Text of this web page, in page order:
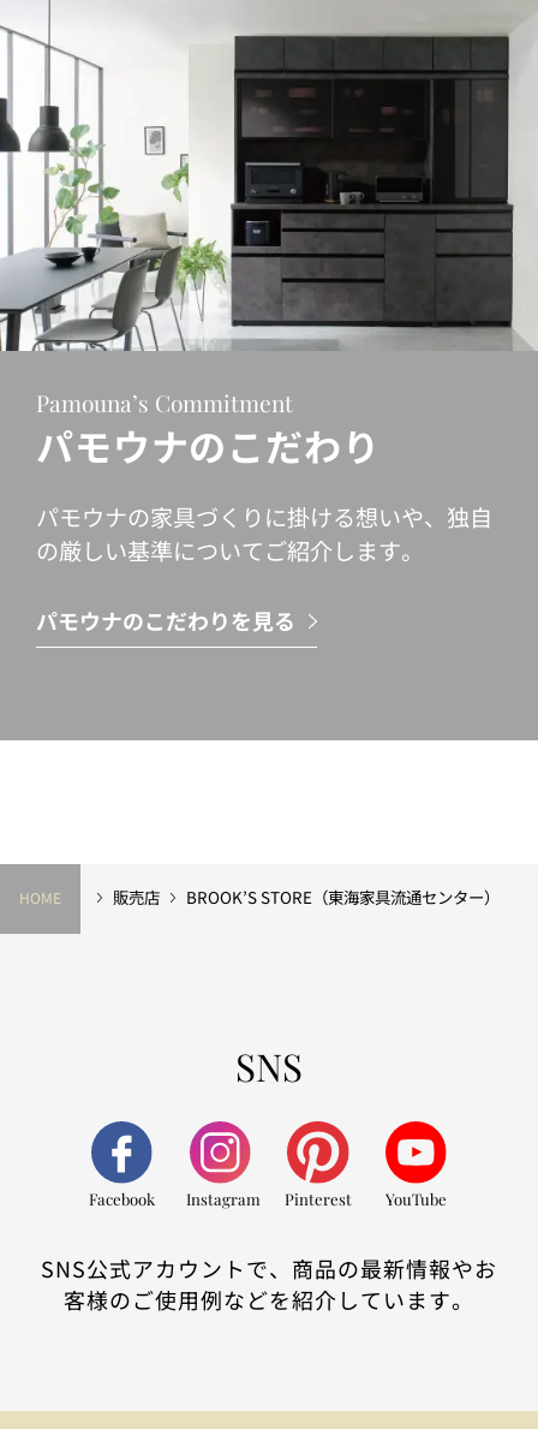
Pamouna’s Commitment
パモウナのこだわり
パモウナの家具づくりに掛ける想いや、独自
の厳しい基準についてご紹介します。
パモウナのこだわりを見る
HOME 販売店 BROOK’S STORE（東海家具流通センター）
SNS
Facebook Instagram Pinterest YouTube
SNS公式アカウントで、商品の最新情報やお
客様のご使用例などを紹介しています。